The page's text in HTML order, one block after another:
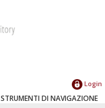
Login
STRUMENTI DI NAVIGAZIONE